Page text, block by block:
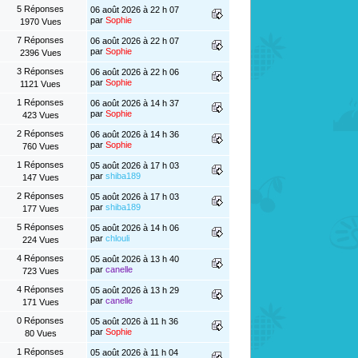
5 Réponses
1970 Vues
06 août 2026 à 22 h 07
parSophie
7 Réponses
2396 Vues
06 août 2026 à 22 h 07
parSophie
3 Réponses
1121 Vues
06 août 2026 à 22 h 06
parSophie
1 Réponses
423 Vues
06 août 2026 à 14 h 37
parSophie
2 Réponses
760 Vues
06 août 2026 à 14 h 36
parSophie
1 Réponses
147 Vues
05 août 2026 à 17 h 03
parshiba189
2 Réponses
177 Vues
05 août 2026 à 17 h 03
parshiba189
5 Réponses
224 Vues
05 août 2026 à 14 h 06
parchlouli
4 Réponses
723 Vues
05 août 2026 à 13 h 40
parcanelle
4 Réponses
171 Vues
05 août 2026 à 13 h 29
parcanelle
0 Réponses
80 Vues
05 août 2026 à 11 h 36
parSophie
1 Réponses
05 août 2026 à 11 h 04